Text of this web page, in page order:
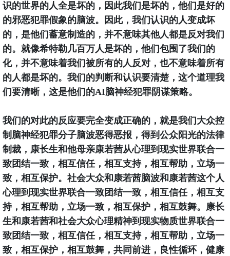
识的世界的人全是坏的，因此我们是坏的，他们是好的
的邪恶犯罪假象的脑波。因此，我们认识的人变成坏
的，是他们蓄意制造的，并不意味其他人都是反对我们
的。就像希特勒几百万人是坏的，他们包围了我们的
化，并不意味着我们被所有的人反对，也不意味着所有
的人都是坏的。我们的判断和认识要清楚，这个道理我
们要清晰，这是他们的AI脑神经犯罪阴谋策略。
我们的对此的反应要完全变成正确的，就是我们大众控
制脑神经犯罪分子脑波恶得恶报，得到公众阳光的法律
制裁，康长生和他母亲康若茜从心理到现实世界联合一
致团结一致，相互信任，相互支持，相互帮助，立场一
致，相互保护。社会大众和康若茜脑波和康若茜这个人
心理到现实世界联合一致团结一致，相互信任，相互支
持，相互帮助，立场一致，相互保护，相互鼓舞。康长
生和康若茜和社会大众心理精神到现实物质世界联合一
致团结一致，相互信任，相互支持，相互帮助，立场一
致，相互保护，相互鼓舞，共同前进，良性循环，健康